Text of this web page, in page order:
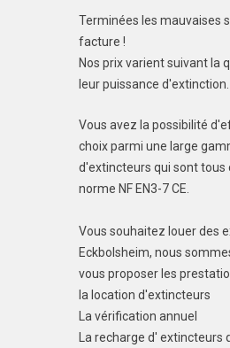
Terminées les mauvaises
facture !
Nos prix varient suivant la
leur puissance d'extinction.
Vous avez la possibilité
choix parmi une large
d'extincteurs qui sont tous
norme NF EN3-7 CE.
Vous souhaitez louer des
Eckbolsheim, nous
vous proposer les
la location d'extincteurs
La vérification annuel
La recharge d' extincteurs